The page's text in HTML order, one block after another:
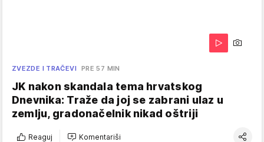
ZVEZDE I TRAČEVI PRE 57 MIN
JK nakon skandala tema hrvatskog
Dnevnika: Traže da joj se zabrani ulaz u
zemlju, gradonačelnik nikad oštriji
Reaguj Komentariši